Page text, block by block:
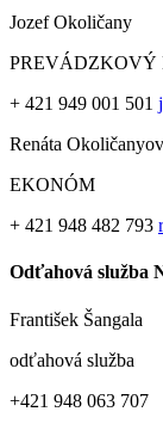
Jozef Okoličany
PREVÁDZKOVÝ
+ 421 949 001 501
Renáta
EKONÓM
+ 421 948 482 793
Odťahová služba
František Šangala
odťahová služba
+421 948 063 707